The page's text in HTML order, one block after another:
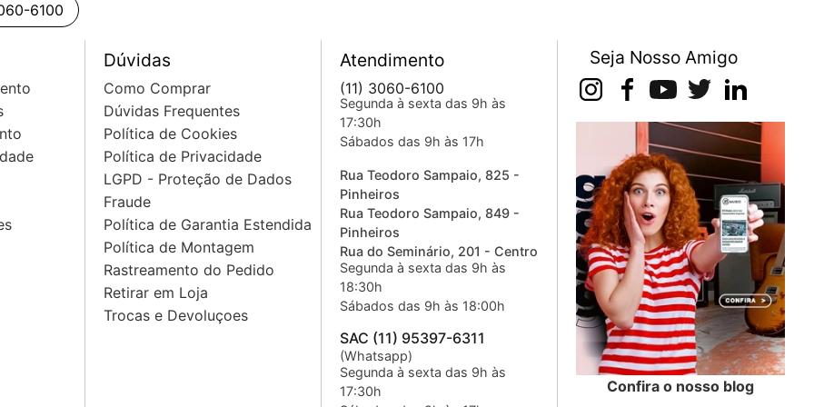
6100
Dúvidas
Como Comprar
Dúvidas Frequentes
Política de Cookies
Política de Privacidade
LGPD - Proteção de Dados
Fraude
Política de Garantia Estendida
Política de Montagem
Rastreamento do Pedido
Retirar em Loja
Trocas e Devoluçoes
Atendimento
(11) 3060-6100
Segunda à sexta das 9h às
17:30h
Sábados das 9h às 17h
Rua Teodoro Sampaio, 825 -
Pinheiros
Rua Teodoro Sampaio, 849 -
Pinheiros
Rua do Seminário, 201 - Centro
Segunda à sexta das 9h às
18:30h
Sábados das 9h às 18:00h
SAC (11) 95397-6311
(Whatsapp)
Segunda à sexta das 9h às
17:30h
Seja Nosso Amigo
Confira o nosso blog